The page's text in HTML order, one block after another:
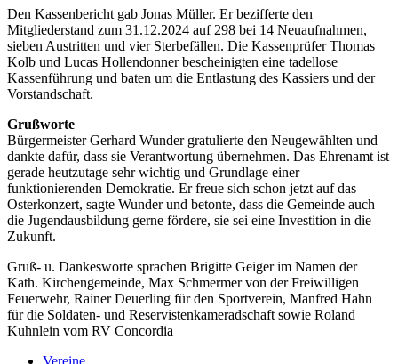
Den Kassenbericht gab Jonas Müller. Er bezifferte den
Mitgliederstand zum 31.12.2024 auf 298 bei 14 Neuaufnahmen,
sieben Austritten und vier Sterbefällen. Die Kassenprüfer Thomas
Kolb und Lucas Hollendonner bescheinigten eine tadellose
Kassenführung und baten um die Entlastung des Kassiers und der
Vorstandschaft.
Grußworte
Bürgermeister Gerhard Wunder gratulierte den Neugewählten und
dankte dafür, dass sie Verantwortung übernehmen. Das Ehrenamt ist
gerade heutzutage sehr wichtig und Grundlage einer
funktionierenden Demokratie. Er freue sich schon jetzt auf das
Osterkonzert, sagte Wunder und betonte, dass die Gemeinde auch
die Jugendausbildung gerne fördere, sie sei eine Investition in die
Zukunft.
Gruß- u. Dankesworte sprachen Brigitte Geiger im Namen der
Kath. Kirchengemeinde, Max Schmermer von der Freiwilligen
Feuerwehr, Rainer Deuerling für den Sportverein, Manfred Hahn
für die Soldaten- und Reservistenkameradschaft sowie Roland
Kuhnlein vom RV Concordia